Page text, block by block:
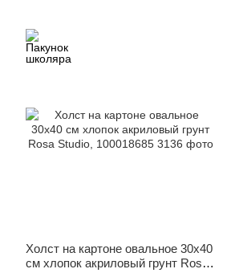
Холст на картоне овальное 30x40
см хлопок акриловый грунт Rosa